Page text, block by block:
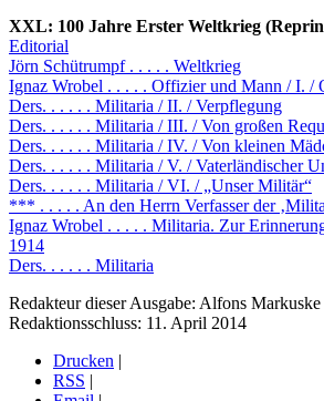
XXL: 100 Jahre Erster Weltkrieg
Editorial
Jörn Schütrumpf . . . . . Weltkrieg
Ignaz Wrobel . . . . . Offizier und Mann / I. /
Ders. . . . . . Militaria / II. / Verpflegung
Ders. . . . . . Militaria / III. / Von großen
Ders. . . . . . Militaria / IV. / Von kleinen
Ders. . . . . . Militaria / V. / Vaterländischer
Ders. . . . . . Militaria / VI. / „Unser Militär“
*** . . . . . An den Herrn Verfasser der
Ignaz Wrobel . . . . . Militaria. Zur
1914
Ders. . . . . . Militaria
Redakteur dieser Ausgabe: Alfons Markuske
Redaktionsschluss: 11. April 2014
Drucken |
RSS |